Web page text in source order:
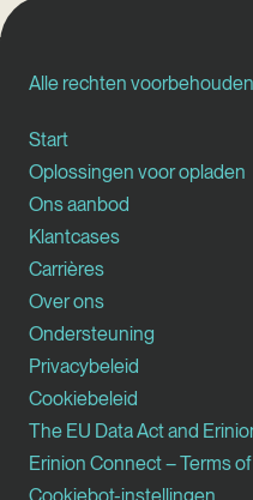
Alle rechten
Start
Oplossingen voor opladen
Ons aanbod
Klantcases
Carrières
Over ons
Ondersteuning
Privacybeleid
Cookiebeleid
The EU Data Act and
Erinion Connect – Terms